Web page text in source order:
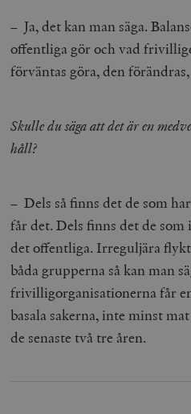
– Ja, det kan man säga.
offentliga gör och vad
förväntas göra, den
Skulle du säga att det är en
håll?
– Dels så finns det de som
får det. Dels finns det de
det offentliga. Irreguljära
båda grupperna så kan man
frivilligorganisationerna får
basala sakerna, inte minst
de senaste två tre åren.